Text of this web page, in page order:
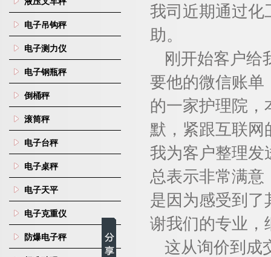
电子吊钩秤
电子测力仪
电子钢瓶秤
倒桶秤
滚筒秤
电子台秤
电子桌秤
电子天平
电子克重仪
防爆电子秤
我司近期通过化
助。
刚开始客户给
要他的微信账单
的一家护理院
默，紧跟互联网
我为客户整理发
总表示非常满意
是因为感受到了
谢我们的专业，
这从询价到成